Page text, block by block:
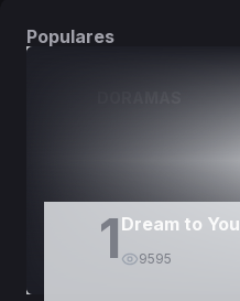
Populares
1 Dream to You
9595